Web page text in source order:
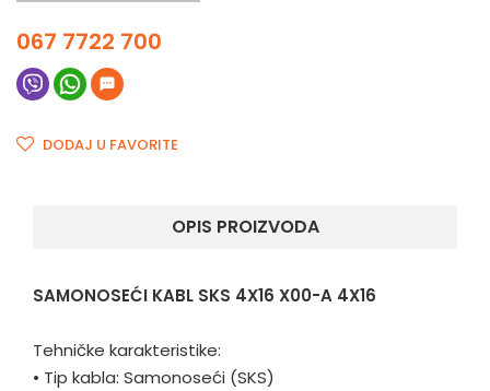
067 7722 700
DODAJ U FAVORITE
OPIS PROIZVODA
SAMONOSEĆI KABL SKS 4X16 X00-A 4X16
Tehničke karakteristike:
• Tip kabla: Samonoseći (SKS)